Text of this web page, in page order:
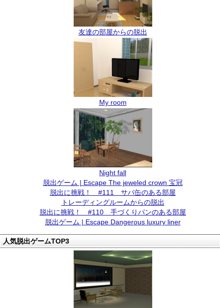
友達の部屋からの脱出
My room
Night fall
脱出ゲーム | Escape The jeweled crown 宝冠
脱出に挑戦！ #111 サバ缶のある部屋
トレーディングルームからの脱出
脱出に挑戦！ #110 手づくりパンのある部屋
脱出ゲーム | Escape Dangerous luxury liner
人気脱出ゲームTOP3